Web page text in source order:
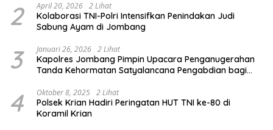
2 April 20, 2026 2 Lihat
Kolaborasi TNI-Polri Intensifkan Penindakan Judi
Sabung Ayam di Jombang
3 Januari 26, 2026 2 Lihat
Kapolres Jombang Pimpin Upacara Penganugerahan
Tanda Kehormatan Satyalancana Pengabdian bagi
4 Oktober 8, 2025 2 Lihat
Polsek Krian Hadiri Peringatan HUT TNI ke-80 di
Koramil Krian